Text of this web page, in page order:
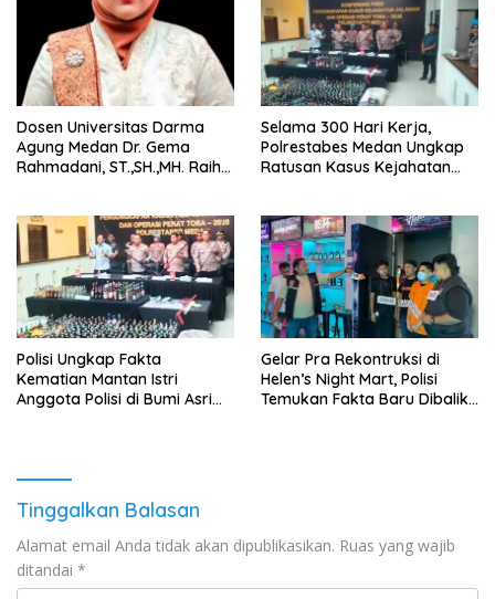
Dosen Universitas Darma
Agung Medan Dr. Gema
Rahmadani, ST.,SH.,MH. Raih
Selama 300 Hari Kerja,
Polrestabes Medan Ungkap
Ratusan Kasus Kejahatan
Polisi Ungkap Fakta
Kematian Mantan Istri
Anggota Polisi di Bumi Asri
Gelar Pra Rekontruksi di
Helen’s Night Mart, Polisi
Temukan Fakta Baru Dibalik
Tinggalkan Balasan
Alamat email Anda tidak akan dipublikasikan. Ruas yang wajib
ditandai *